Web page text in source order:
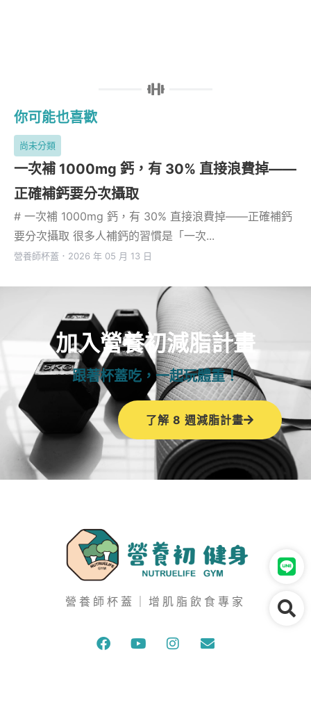
你可能也喜歡
尚未分類
一次補 1000mg 鈣，有 30% 直接浪費掉——
正確補鈣要分次攝取
# 一次補 1000mg 鈣，有 30% 直接浪費掉——正確補鈣
要分次攝取 很多人補鈣的習慣是「一次...
營養師杯蓋 ． 2026 年 05 月 13 日
加入營養初減脂計畫
跟著杯蓋吃，一起玩體重！
了解 8 週減脂計畫
營養師杯蓋｜增肌脂飲食專家